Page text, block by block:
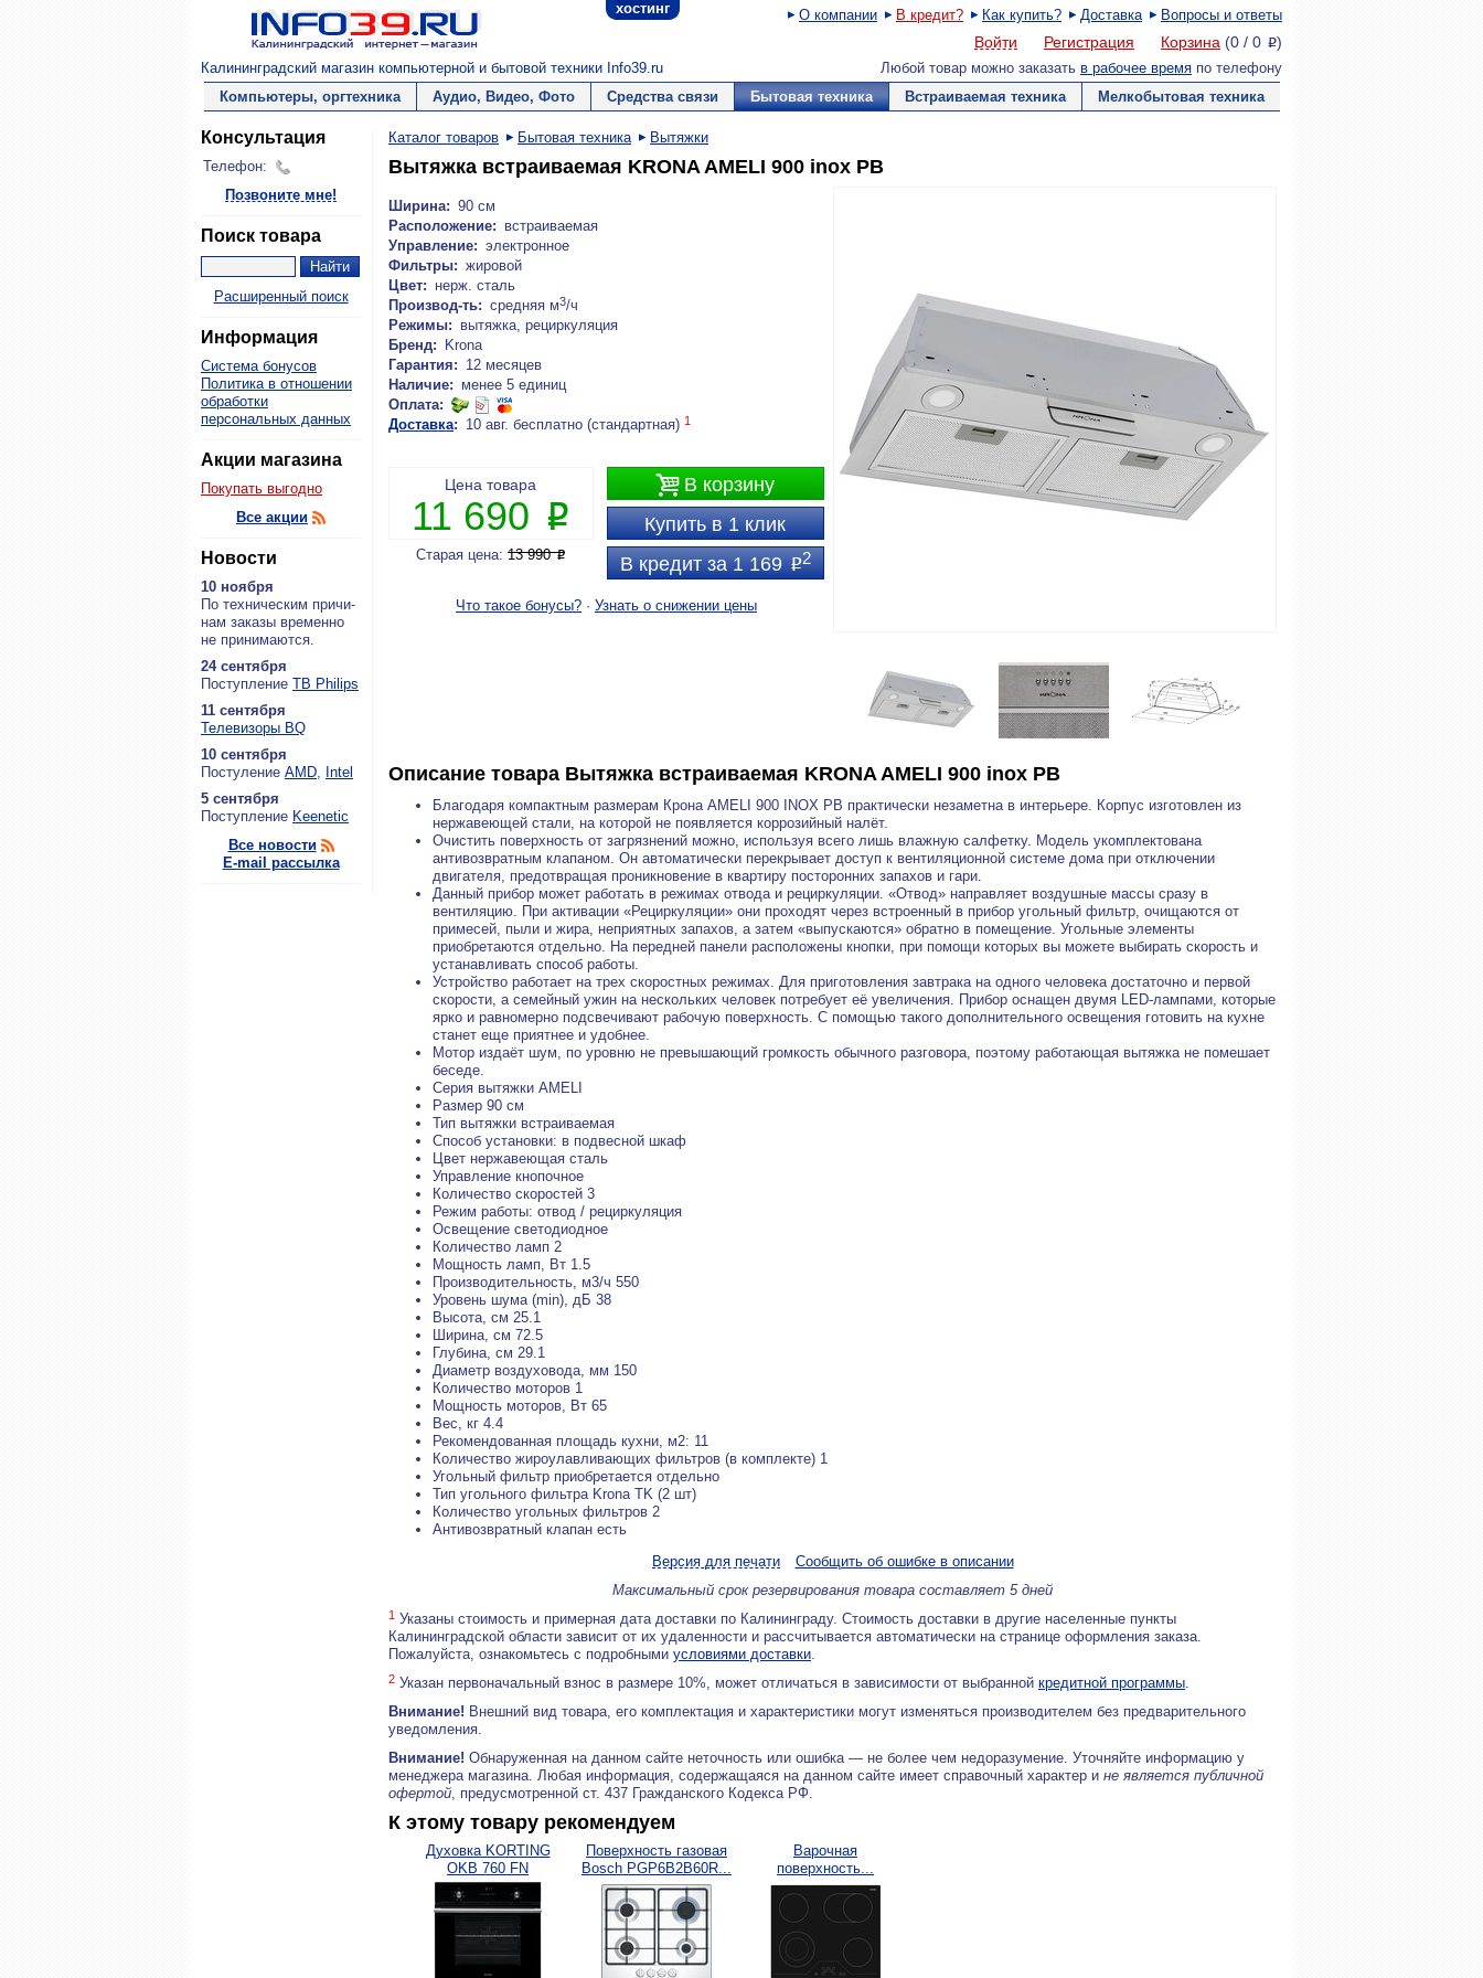
хостинг О компании В кредит? Как купить? Доставка Вопросы и ответы
Войти Регистрация Корзина (0 / 0 P)
Калининградский магазин компьютерной и бытовой техники Info39.ru Любой товар можно заказать в рабочее время по телефону
Компьютеры, оргтехника
Аудио, Видео, Фото Средства связи Бытовая техника Встраиваемая техника Мелкобытовая техника
Консультация
Телефон:
Позвоните мне!
Поиск товара
Расширенный поиск
Информация
Система бонусов
Политика в отношении
обработки
персональных данных
Акции магазина
Покупать выгодно
Все акции
Новости
10 ноября
По тех­ни­че­ским при­чи­
нам за­ка­зы вре­мен­но
не при­ни­ма­ют­ся.
24 сентября
По­ступ­ле­ние ТВ Philips
11 сентября
Теле­ви­зо­ры BQ
10 сентября
По­сту­ле­ние AMD, Intel
5 сентября
По­ступ­ле­ние Keenetic
Все новости
E-mail рассылка
Каталог товаров Бытовая техника Вытяжки
Вытяжка встраиваемая KRONA AMELI 900 inox PB
Ширина: 90 см
Расположение: встраиваемая
Управление: электронное
Фильтры: жировой
Цвет: нерж. сталь
Производ-ть: средняя м3/ч
Режимы: вытяжка, рециркуляция
Бренд:
Krona
Гарантия: 12 месяцев
Наличие: менее 5 единиц
Оплата:
Доставка: 10 авг. бесплатно (стандартная) 1
В корзину
Купить в 1 клик
В кредит за 1 169P2
Цена товара
11 690 P
Старая цена:13 990P
Что такое бонусы? · Узнать о снижении цены
Описание товара Вытяжка встраиваемая KRONA AMELI 900 inox PB
Благодаря компактным размерам Крона AMELI 900 INOX PB практически незаметна в интерьере. Корпус изготовлен из
нержавеющей стали, на которой не появляется коррозийный налёт.
Очистить поверхность от загрязнений можно, используя всего лишь влажную салфетку. Модель укомплектована
антивозвратным клапаном. Он автоматически перекрывает доступ к вентиляционной системе дома при отключении
двигателя, предотвращая проникновение в квартиру посторонних запахов и гари.
Данный прибор может работать в режимах отвода и рециркуляции. «Отвод» направляет воздушные массы сразу в
вентиляцию. При активации «Рециркуляции» они проходят через встроенный в прибор угольный фильтр, очищаются от
примесей, пыли и жира, неприятных запахов, а затем «выпускаются» обратно в помещение. Угольные элементы
приобретаются отдельно. На передней панели расположены кнопки, при помощи которых вы можете выбирать скорость и
устанавливать способ работы.
Устройство работает на трех скоростных режимах. Для приготовления завтрака на одного человека достаточно и первой
скорости, а семейный ужин на нескольких человек потребует её увеличения. Прибор оснащен двумя LED-лампами, которые
ярко и равномерно подсвечивают рабочую поверхность. С помощью такого дополнительного освещения готовить на кухне
станет еще приятнее и удобнее.
Мотор издаёт шум, по уровню не превышающий громкость обычного разговора, поэтому работающая вытяжка не помешает
беседе.
Серия вытяжки AMELI
Размер 90 см
Тип вытяжки встраиваемая
Способ установки: в подвесной шкаф
Цвет нержавеющая сталь
Управление кнопочное
Количество скоростей 3
Режим работы: отвод / рециркуляция
Освещение светодиодное
Количество ламп 2
Мощность ламп, Вт 1.5
Производительность, м3/ч 550
Уровень шума (min), дБ 38
Высота, см 25.1
Ширина, см 72.5
Глубина, см 29.1
Диаметр воздуховода, мм 150
Количество моторов 1
Мощность моторов, Вт 65
Вес, кг 4.4
Рекомендованная площадь кухни, м2: 11
Количество жироулавливающих фильтров (в комплекте) 1
Угольный фильтр приобретается отдельно
Тип угольного фильтра Krona TK (2 шт)
Количество угольных фильтров 2
Антивозвратный клапан есть
Версия для печати
Сообщить об ошибке в описании
Максимальный срок резервирования товара составляет 5 дней
1 Указаны стоимость и примерная дата доставки по Калининграду. Стоимость доставки в другие населенные пункты
Калининградской области зависит от их удаленности и рассчитывается автоматически на странице оформления заказа.
Пожалуйста, ознакомьтесь с подробными условиями доставки.
2 Указан первоначальный взнос в размере 10%, может отличаться в зависимости от выбранной кредитной программы.
Внимание! Внешний вид товара, его комплектация и характеристики могут изменяться производителем без предварительного
уведомления.
Внимание! Обнаруженная на данном сайте неточность или ошибка — не более чем недоразумение. Уточняйте информацию у
менеджера магазина. Любая информация, содержащаяся на данном сайте имеет справочный характер и не является публичной
офертой, предусмотренной ст. 437 Гражданского Кодекса РФ.
К этому товару рекомендуем
Духовка KORTING
OKB 760 FN
Поверхность газовая
Bosch PGP6B2B60R...
Варочная
поверхность...